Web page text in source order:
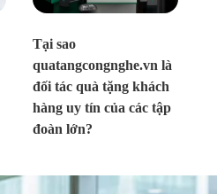
Tại sao
quatangcongnghe.vn là
đối tác quà tặng khách
hàng uy tín của các tập
đoàn lớn?